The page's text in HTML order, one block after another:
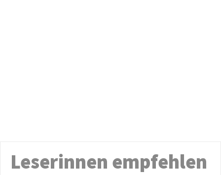
Leserinnen empfehlen